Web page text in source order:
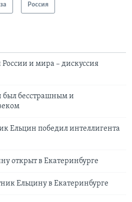
Россия
и мира – дискуссия
бесстрашным и
Ельцин победил интеллигента
открыт в Екатеринбурге
Ельцину в Екатеринбурге